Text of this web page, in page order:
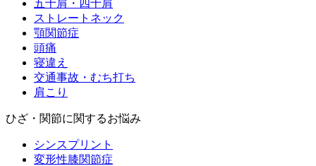
五十肩・四十肩
ストレートネック
顎関節症
頭痛
寝違え
交通事故・むち打ち
肩こり
ひざ・関節に関するお悩み
シンスプリント
変形性膝関節症